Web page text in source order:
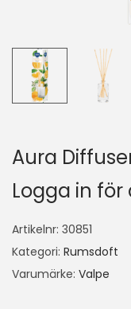
Aura
Logga in för
Artikelnr: 30851
Kategori: Rumsdoft
Varumärke: Valpe